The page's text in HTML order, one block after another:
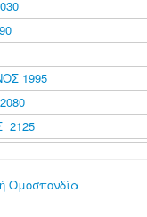
1995
2125
Ομοσπονδία